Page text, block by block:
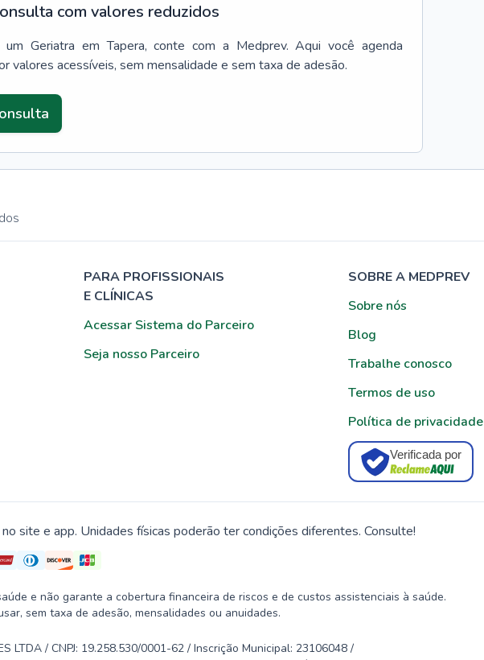
com valores reduzidos
um Geriatra em Tapera, conte com a Medprev. Aqui você agenda
valores acessíveis, sem mensalidade e sem taxa de adesão.
PARA PROFISSIONAIS
E CLÍNICAS
Acessar Sistema do Parceiro
Seja nosso Parceiro
SOBRE A MEDPREV
Sobre nós
Blog
Trabalhe conosco
Termos de uso
Política de privacidade
Verificada por
site e app. Unidades físicas poderão ter condições diferentes. Consulte!
e não garante a cobertura financeira de riscos e de custos assistenciais à saúde.
sem taxa de adesão, mensalidades ou anuidades.
LTDA / CNPJ: 19.258.530/0001-62 / Inscrição Municipal: 23106048 /